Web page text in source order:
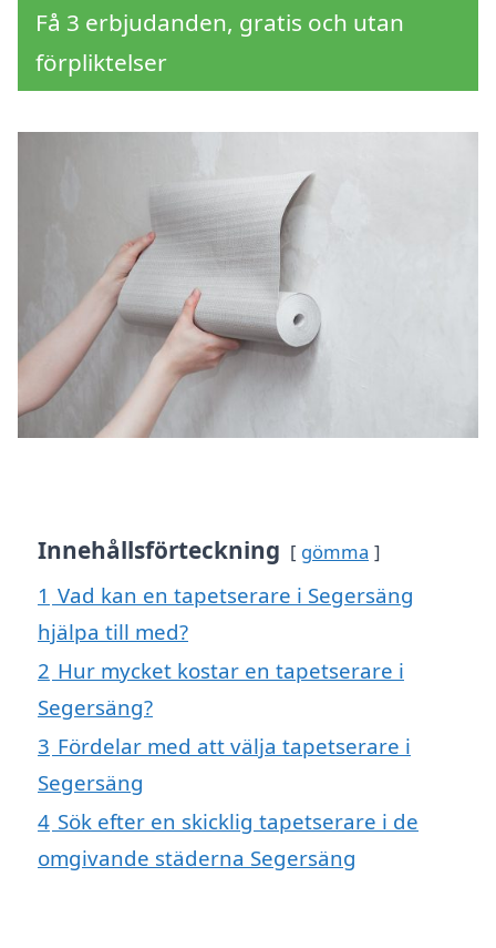
Få 3 erbjudanden, gratis och utan
förpliktelser
Innehållsförteckning gömma
1 Vad kan en tapetserare i Segersäng
hjälpa till med?
2 Hur mycket kostar en tapetserare i
Segersäng?
3 Fördelar med att välja tapetserare i
Segersäng
4 Sök efter en skicklig tapetserare i de
omgivande städerna Segersäng